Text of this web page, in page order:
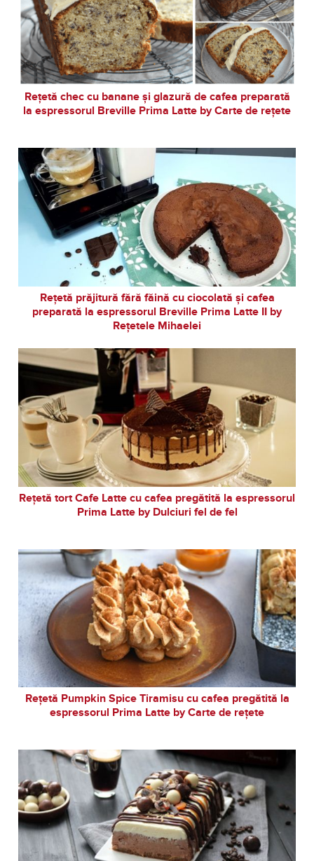
Rețetă chec cu banane și glazură de cafea preparată
la espressorul Breville Prima Latte by Carte de rețete
Rețetă prăjitură fără făină cu ciocolată și cafea
preparată la espressorul Breville Prima Latte II by
Rețetele Mihaelei
Rețetă tort Cafe Latte cu cafea pregătită la espressorul
Prima Latte by Dulciuri fel de fel
Rețetă Pumpkin Spice Tiramisu cu cafea pregătită la
espressorul Prima Latte by Carte de rețete